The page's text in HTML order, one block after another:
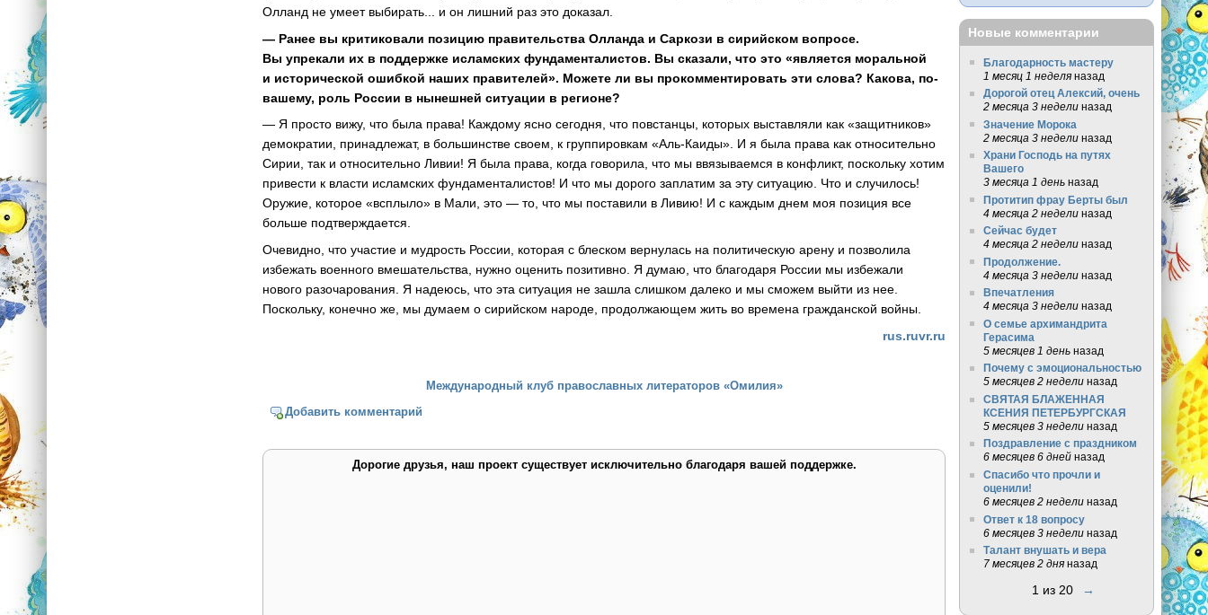
Олланд не умеет выбирать... и он лишний раз это доказал.
— Ранее вы критиковали позицию правительства Олланда и Саркози в сирийском вопросе.
Вы упрекали их в поддержке исламских фундаменталистов. Вы сказали, что это «является моральной
и исторической ошибкой наших правителей». Можете ли вы прокомментировать эти слова? Какова, по-
вашему, роль России в нынешней ситуации в регионе?
— Я просто вижу, что была права! Каждому ясно сегодня, что повстанцы, которых выставляли как «защитников»
демократии, принадлежат, в большинстве своем, к группировкам «Аль-Каиды». И я была права как относительно
Сирии, так и относительно Ливии! Я была права, когда говорила, что мы ввязываемся в конфликт, поскольку хотим
привести к власти исламских фундаменталистов! И что мы дорого заплатим за эту ситуацию. Что и случилось!
Оружие, которое «всплыло» в Мали, это — то, что мы поставили в Ливию! И с каждым днем моя позиция все
больше подтверждается.
Очевидно, что участие и мудрость России, которая с блеском вернулась на политическую арену и позволила
избежать военного вмешательства, нужно оценить позитивно. Я думаю, что благодаря России мы избежали
нового разочарования. Я надеюсь, что эта ситуация не зашла слишком далеко и мы сможем выйти из нее.
Поскольку, конечно же, мы думаем о сирийском народе, продолжающем жить во времена гражданской войны.
rus.ruvr.ru
Международный клуб православных литераторов «Омилия»
Добавить комментарий
Дорогие друзья, наш проект существует исключительно благодаря вашей поддержке.
Новые комментарии
Благодарность мастеру
1 месяц 1 неделяназад
Дорогой отец Алексий, очень
2 месяца 3 неделиназад
Значение Морока
2 месяца 3 неделиназад
Храни Господь на путях
Вашего
3 месяца 1 деньназад
Протитип фрау Берты был
4 месяца 2 неделиназад
Сейчас будет
4 месяца 2 неделиназад
Продолжение.
4 месяца 3 неделиназад
Впечатления
4 месяца 3 неделиназад
О семье архимандрита
Герасима
5 месяцев 1 деньназад
Почему с эмоциональностью
5 месяцев 2 неделиназад
СВЯТАЯ БЛАЖЕННАЯ
КСЕНИЯ ПЕТЕРБУРГСКАЯ
5 месяцев 3 неделиназад
Поздравление с праздником
6 месяцев 6 днейназад
Спасибо что прочли и
оценили!
6 месяцев 2 неделиназад
Ответ к 18 вопросу
6 месяцев 3 неделиназад
Талант внушать и вера
7 месяцев 2 дняназад
1 из 20 →